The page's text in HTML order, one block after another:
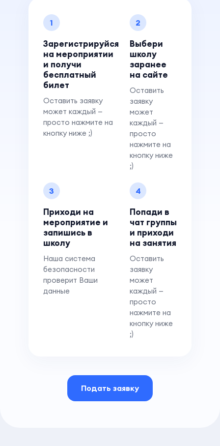
1
Зарегистрируйся
на мероприятии
и получи
бесплатный
билет
Оставить заявку
может каждый —
просто нажмите на
кнопку ниже ;)
2
Выбери
школу
заранее
на сайте
Оставить
заявку
может
каждый —
просто
нажмите на
кнопку ниже
;)
3
Приходи на
мероприятие и
запишись в
школу
Наша система
безопасности
проверит Ваши
данные
4
Попади в
чат группы
и приходи
на занятия
Оставить
заявку
может
каждый —
просто
нажмите на
кнопку ниже
;)
Подать заявку